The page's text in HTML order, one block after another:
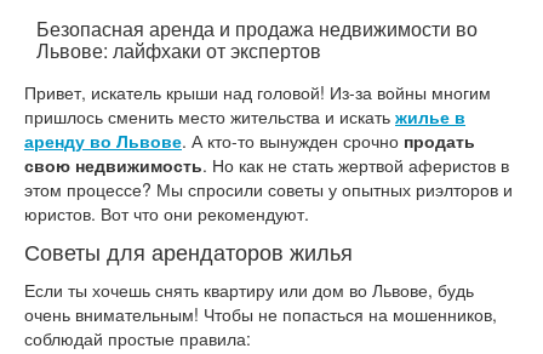
Безопасная аренда и продажа недвижимости во
Львове: лайфхаки от экспертов
Привет, искатель крыши над головой! Из-за войны многим
пришлось сменить место жительства и искать жилье в
аренду во Львове. А кто-то вынужден срочно продать
свою недвижимость. Но как не стать жертвой аферистов в
этом процессе? Мы спросили советы у опытных риэлторов и
юристов. Вот что они рекомендуют.
Советы для арендаторов жилья
Если ты хочешь снять квартиру или дом во Львове, будь
очень внимательным! Чтобы не попасться на мошенников,
соблюдай простые правила: